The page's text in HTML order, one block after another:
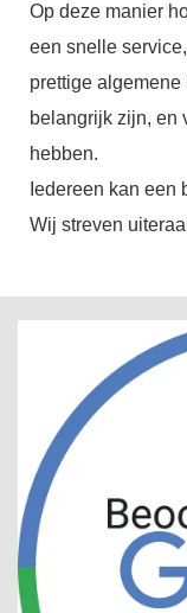
Op deze manier
een snelle
prettige
belangrijk zijn, en
hebben.
Iedereen kan een
Wij streven